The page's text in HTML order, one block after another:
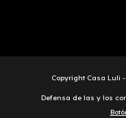
Copyright Casa Luli
Defensa de las y los